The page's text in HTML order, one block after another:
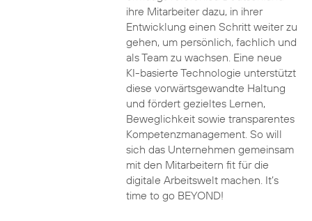
ihre Mitarbeiter dazu, in ihrer
Entwicklung einen Schritt weiter zu
gehen, um persönlich, fachlich und
als Team zu wachsen. Eine neue
KI-basierte Technologie unterstützt
diese vorwärtsgewandte Haltung
und fördert gezieltes Lernen,
Beweglichkeit sowie transparentes
Kompetenzmanagement. So will
sich das Unternehmen gemeinsam
mit den Mitarbeitern fit für die
digitale Arbeitswelt machen. It’s
time to go BEYOND!